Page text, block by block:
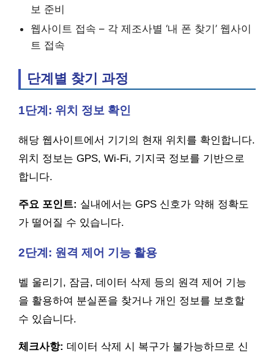
보 준비
웹사이트 접속 – 각 제조사별 ‘내 폰 찾기’ 웹사이
트 접속
단계별 찾기 과정
1단계: 위치 정보 확인
해당 웹사이트에서 기기의 현재 위치를 확인합니다.
위치 정보는 GPS, Wi-Fi, 기지국 정보를 기반으로
합니다.
주요 포인트: 실내에서는 GPS 신호가 약해 정확도
가 떨어질 수 있습니다.
2단계: 원격 제어 기능 활용
벨 울리기, 잠금, 데이터 삭제 등의 원격 제어 기능
을 활용하여 분실폰을 찾거나 개인 정보를 보호할
수 있습니다.
체크사항: 데이터 삭제 시 복구가 불가능하므로 신